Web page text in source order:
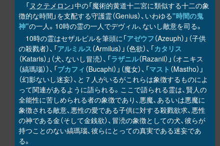
「ヌクテメロン 」中の「魔術的黄道十二宮に類似する十二の象
徴的な時間」を支配する守護霊（Genius）、いわゆる"時間の鬼
神"の一人。10時の霊の一人でデヴィル、ないし敵意を司る。
10時の霊はセザルビルを筆頭に「アゼウフ（Azeuph）」（子供
の殺戮者）、「アルミルス（Armilus）」（色欲）、「カタリス
（Kataris）」（犬、ないし冒涜）、「ラザニル（Razanil）」（オニキス
（縞瑪瑙））、「ブカフィ （Bucaphi）」（魔女）、「マスト （Mastho）」
（幻影ないし迷妄）、と７人がいるがこれらは象徴するものによ
って関連があるように語られる。ここで語られる霊は、賢人の
全能性に苦しめられる者の象徴であり、悪魔、あるいは悪魔に
象徴される敵意、悪性の愛である子供に対する殺戮欲求、悪性
の神である金（そして金銭欲）、冒涜の象徴としての犬、彼らが
持つことのない縞瑪瑙、彼らにとっての真実である迷妄であ
る。